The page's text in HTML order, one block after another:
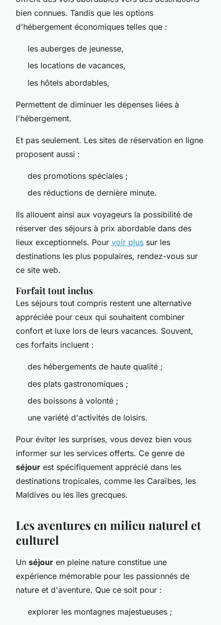
bien connues. Tandis que les options
d'hébergement économiques telles que :
les auberges de jeunesse,
les locations de vacances,
les hôtels abordables,
Permettent de diminuer les dépenses liées à
l'hébergement.
Et pas seulement. Les sites de réservation en ligne
proposent aussi :
des promotions spéciales ;
des réductions de dernière minute.
Ils allouent ainsi aux voyageurs la possibilité de
réserver des séjours à prix abordable dans des
lieux exceptionnels. Pour voir plus sur les
destinations les plus populaires, rendez-vous sur
ce site web.
Forfait tout inclus
Les séjours tout compris restent une alternative
appréciée pour ceux qui souhaitent combiner
confort et luxe lors de leurs vacances. Souvent,
ces forfaits incluent :
des hébergements de haute qualité ;
des plats gastronomiques ;
des boissons à volonté ;
une variété d'activités de loisirs.
Pour éviter les surprises, vous devez bien vous
informer sur les services offerts. Ce genre de
séjour est spécifiquement apprécié dans les
destinations tropicales, comme les Caraïbes, les
Maldives ou les îles grecques.
Les aventures en milieu naturel et
culturel
Un séjour en pleine nature constitue une
expérience mémorable pour les passionnés de
nature et d'aventure. Que ce soit pour :
explorer les montagnes majestueuses ;